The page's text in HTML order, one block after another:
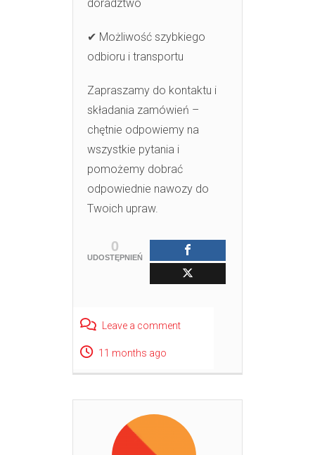
doradztwo
✔ Możliwość szybkiego
odbioru i transportu
Zapraszamy do kontaktu i
składania zamówień –
chętnie odpowiemy na
wszystkie pytania i
pomożemy dobrać
odpowiednie nawozy do
Twoich upraw.
0
UDOSTĘPNIEŃ
Leave a comment
11 months ago